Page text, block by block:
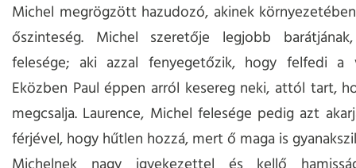
Michel megrögzött hazudozó, akinek
őszinteség. Michel szeretője legjobb
felesége; aki azzal fenyegetőzik, hogy felfedi a
Eközben Paul éppen arról kesereg neki, attól tart,
megcsalja. Laurence, Michel felesége pedig azt
férjével, hogy hűtlen hozzá, mert ő maga is